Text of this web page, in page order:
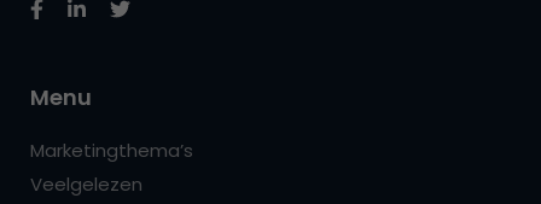
Menu
Marketingthema’s
Veelgelezen